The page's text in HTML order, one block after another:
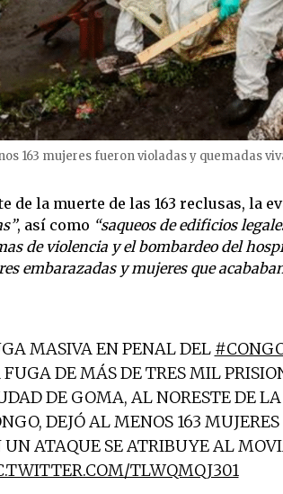
163 mujeres fueron violadas y quemadas
de la muerte de las 163 reclusas, la
, así como “saqueos de edificios
de violencia y el bombardeo del
embarazadas y mujeres que
MASIVA EN PENAL DEL
DE MÁS DE TRES MIL
DE GOMA, AL NORESTE DE
DEJÓ AL MENOS 163
UN ATAQUE SE ATRIBUYE AL
TLWQMQJ301